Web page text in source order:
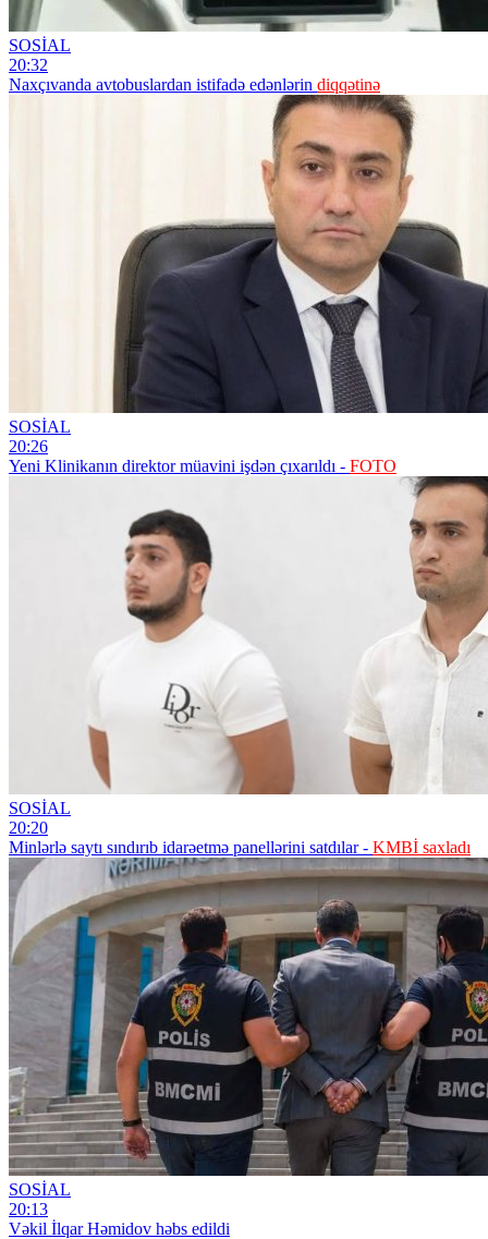
SOSİAL
20:32
Naxçıvanda avtobuslardan istifadə edənlərin diqqətinə
SOSİAL
20:26
Yeni Klinikanın direktor müavini işdən çıxarıldı - FOTO
SOSİAL
20:20
Minlərlə saytı sındırıb idarəetmə panellərini satdılar - KMBİ saxladı
SOSİAL
20:13
Vəkil İlqar Həmidov həbs edildi